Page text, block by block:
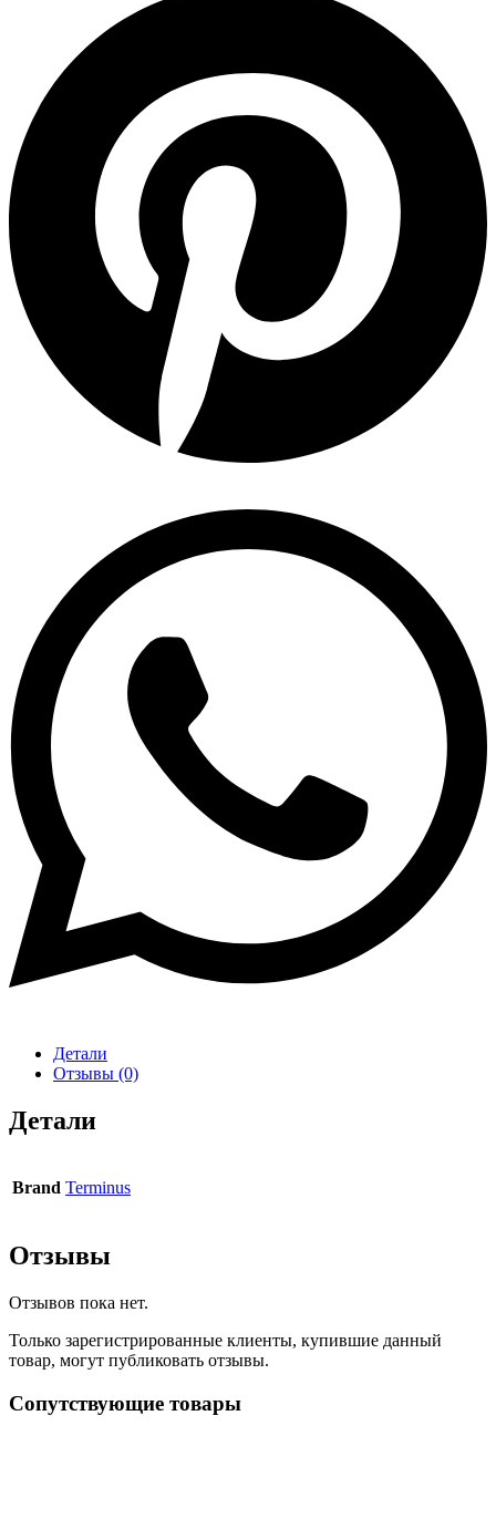
Детали
Отзывы (0)
Детали
Brand Terminus
Отзывы
Отзывов пока нет.
Только зарегистрированные клиенты, купившие данный
товар, могут публиковать отзывы.
Сопутствующие товары